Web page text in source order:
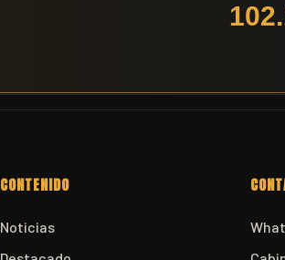
CONTENIDO
Noticias